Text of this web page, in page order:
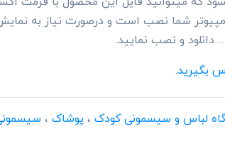
شما نصب است و درصورت نیاز به
دانلود و نصب نمایید.
بگیرید.
لباس و سیسمونی کودک ،پوشاک ،